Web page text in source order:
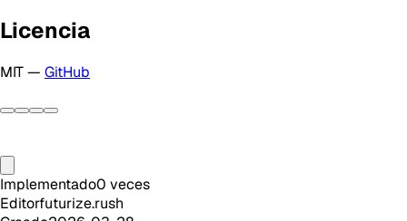
Licencia
MIT — GitHub
Implementado0 veces
Editorfuturize.rush